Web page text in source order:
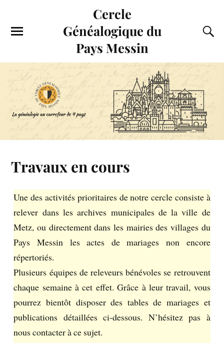
Cercle
Généalogique du
Pays Messin
Travaux en cours
Une des activités prioritaires de notre cercle consiste à
relever dans les archives municipales de la ville de
Metz, ou directement dans les mairies des villages du
Pays Messin les actes de mariages non encore
répertoriés.
Plusieurs équipes de releveurs bénévoles se retrouvent
chaque semaine à cet effet. Grâce à leur travail, vous
pourrez bientôt disposer des tables de mariages et
publications détaillées ci-dessous. N’hésitez pas à
nous contacter à ce sujet.